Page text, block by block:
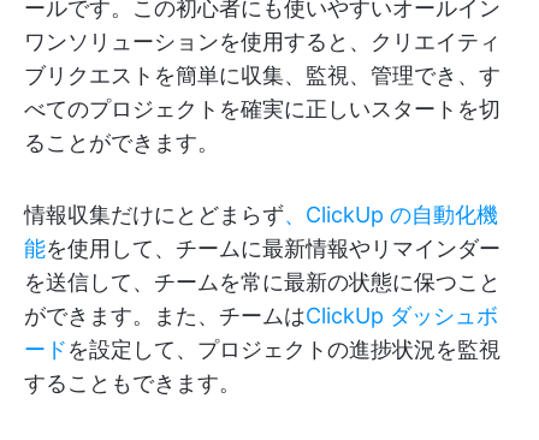
ールです。この初心者にも使いやすいオールイン
ワンソリューションを使用すると、クリエイティ
ブリクエストを簡単に収集、監視、管理でき、す
べてのプロジェクトを確実に正しいスタートを切
ることができます。
情報収集だけにとどまらず、ClickUp の自動化機
能を使用して、チームに最新情報やリマインダー
を送信して、チームを常に最新の状態に保つこと
ができます。また、チームはClickUp ダッシュボ
ードを設定して、プロジェクトの進捗状況を監視
することもできます。